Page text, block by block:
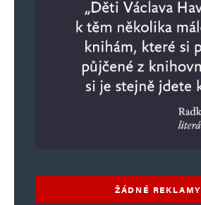
ŽÁDNÉ REKLAMY